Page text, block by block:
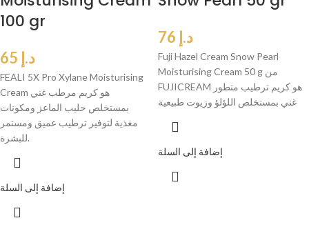
100 gr
د.إ
FEALI 5X Pro Xylane Moisturising
Cream هو كريم مرطب غني
بمستخلص حليب الماعز ومكونات
مغذية لتوفير ترطيب عميق ومستمر
للبشرة.
إضافة إلى السلة
د.إ
Fuji Hazel Cream Snow Pearl
Moisturising Cream 50 g من
FUJICREAM هو كريم ترطيب متطور
غني بمستخلص اللؤلؤ وزيوت طبيعية
إضافة إلى السلة